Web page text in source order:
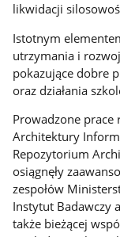
likwidacji
Istotnym
utrzymania i
pokazujące dobre
oraz działania
Prowadzone
Architektury
Repozytorium
osiągnęły
zespołów
Instytut Badawczy
także bieżącej